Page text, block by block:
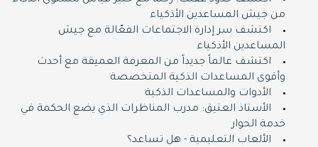
من جيش المساعدين الأذكياء
اكتشف سر إدارة الاجتماعات الفعّالة مع جيش
المساعدين الأذكياء
اكتشف عالماً جديداً من المعرفة العميقة مع أحدث
وأقوى المساعدات الذكية المتخصصة
الأدوات والمساعدات الذكية
الأستاذ العتيق: مدرب المناظرات الذي يضع الحكمة في
خدمة الحوار
الألعاب التعليمية - هل تساعد؟